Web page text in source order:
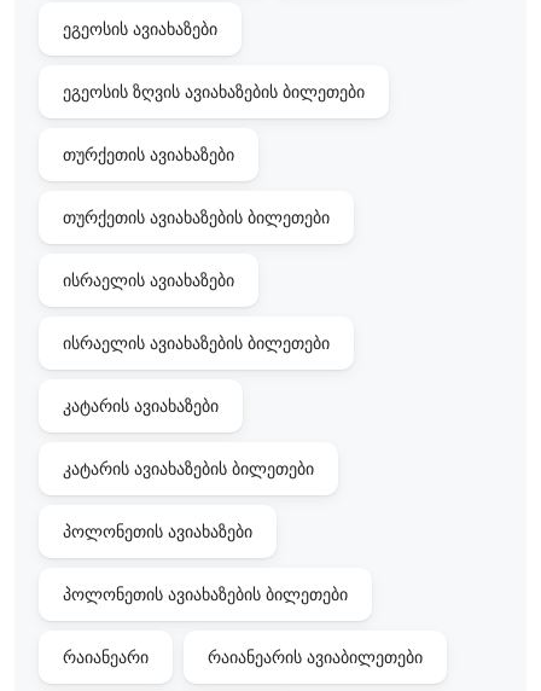
ეგეოსის ავიახაზები
ეგეოსის ზღვის ავიახაზების ბილეთები
თურქეთის ავიახაზები
თურქეთის ავიახაზების ბილეთები
ისრაელის ავიახაზები
ისრაელის ავიახაზების ბილეთები
კატარის ავიახაზები
კატარის ავიახაზების ბილეთები
პოლონეთის ავიახაზები
პოლონეთის ავიახაზების ბილეთები
რაიანეარი რაიანეარის ავიაბილეთები